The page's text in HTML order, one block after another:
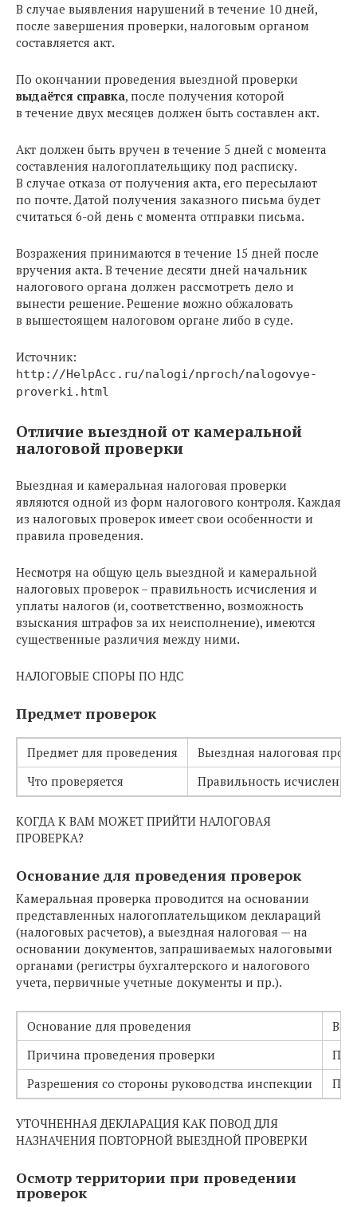
В случае выявления нарушений в течение 10 дней,
после завершения проверки, налоговым органом
составляется акт.
По окончании проведения выездной проверки
выдаётся справка, после получения которой
в течение двух месяцев должен быть составлен акт.
Акт должен быть вручен в течение 5 дней с момента
составления налогоплательщику под расписку.
В случае отказа от получения акта, его пересылают
по почте. Датой получения заказного письма будет
считаться 6-ой день с момента отправки письма.
Возражения принимаются в течение 15 дней после
вручения акта. В течение десяти дней начальник
налогового органа должен рассмотреть дело и
вынести решение. Решение можно обжаловать
в вышестоящем налоговом органе либо в суде.
Источник:
http://HelpAcc.ru/nalogi/nproch/nalogovye-
proverki.html
Отличие выездной от камеральной
налоговой проверки
Выездная и камеральная налоговая проверки
являются одной из форм налогового контроля. Каждая
из налоговых проверок имеет свои особенности и
правила проведения.
Несмотря на общую цель выездной и камеральной
налоговых проверок – правильность исчисления и
уплаты налогов (и, соответственно, возможность
взыскания штрафов за их неисполнение), имеются
существенные различия между ними.
НАЛОГОВЫЕ СПОРЫ ПО НДС
Предмет проверок
Предмет для проведения
Выездная налоговая
Что проверяется
Правильность
КОГДА К ВАМ МОЖЕТ ПРИЙТИ НАЛОГОВАЯ
ПРОВЕРКА?
Основание для проведения проверок
Камеральная проверка проводится на основании
представленных налогоплательщиком деклараций
(налоговых расчетов), а выездная налоговая — на
основании документов, запрашиваемых налоговыми
органами (регистры бухгалтерского и налогового
учета, первичные учетные документы и пр.).
Основание для проведения
Причина проведения проверки
Разрешения со стороны руководства инспекции
УТОЧНЕННАЯ ДЕКЛАРАЦИЯ КАК ПОВОД ДЛЯ
НАЗНАЧЕНИЯ ПОВТОРНОЙ ВЫЕЗДНОЙ ПРОВЕРКИ
Осмотр территории при проведении
проверок